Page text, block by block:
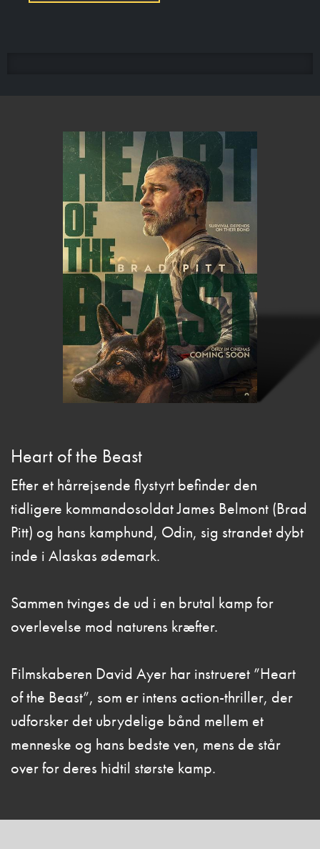
Heart of the Beast
Efter et hårrejsende flystyrt befinder den
tidligere kommandosoldat James Belmont (Brad
Pitt) og hans kamphund, Odin, sig strandet dybt
inde i Alaskas ødemark.
Sammen tvinges de ud i en brutal kamp for
overlevelse mod naturens kræfter.
Filmskaberen David Ayer har instrueret ”Heart
of the Beast”, som er intens action-thriller, der
udforsker det ubrydelige bånd mellem et
menneske og hans bedste ven, mens de står
over for deres hidtil største kamp.